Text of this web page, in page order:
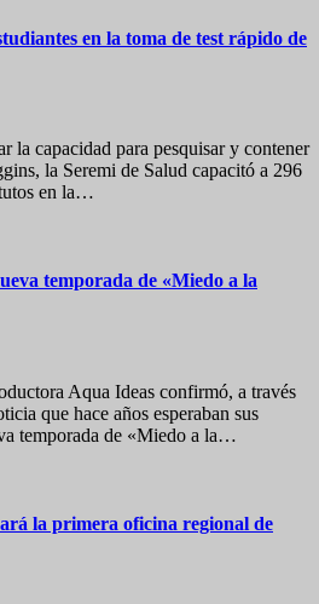
en la toma de test rápido de
la capacidad para pesquisar y contener
la Seremi de Salud capacitó a 296
en la…
temporada de «Miedo a la
Aqua Ideas confirmó, a través
que hace años esperaban sus
temporada de «Miedo a la…
la primera oficina regional de